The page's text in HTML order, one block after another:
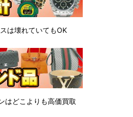
は壊れていてもOK
はどこよりも高価買取